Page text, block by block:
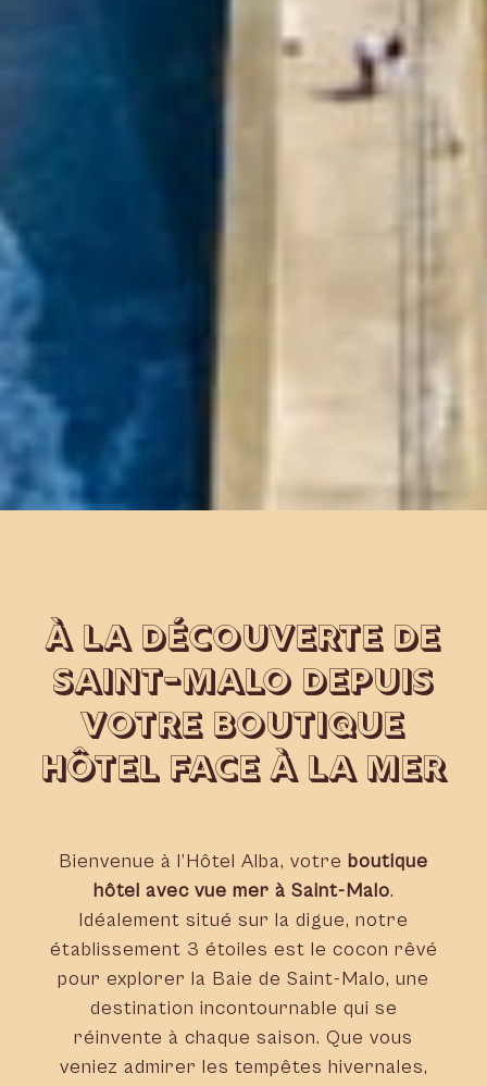
À LA DÉCOUVERTE DE
SAINT-MALO DEPUIS
VOTRE BOUTIQUE
HÔTEL FACE À LA MER
Bienvenue à l’Hôtel Alba, votre boutique
hôtel avec vue mer à Saint-Malo.
Idéalement situé sur la digue, notre
établissement 3 étoiles est le cocon rêvé
pour explorer la Baie de Saint-Malo, une
destination incontournable qui se
réinvente à chaque saison. Que vous
veniez admirer les tempêtes hivernales,